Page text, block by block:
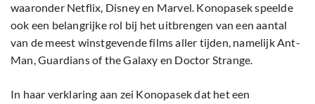
waaronder Netflix, Disney en Marvel. Konopasek speelde
ook een belangrijke rol bij het uitbrengen van een aantal
van de meest winstgevende films aller tijden, namelijk Ant-
Man, Guardians of the Galaxy en Doctor Strange.
In haar verklaring aan zei Konopasek dat het een